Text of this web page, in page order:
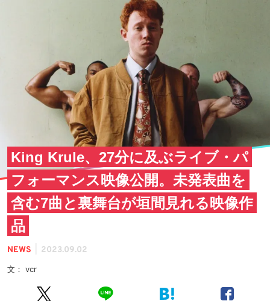
King Krule、27分に及ぶライブ・パ
フォーマンス映像公開。未発表曲を
含む7曲と裏舞台が垣間見れる映像作
品
NEWS 2023.09.02
文： vcr